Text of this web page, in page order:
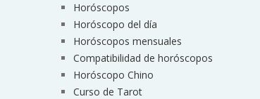
Horóscopos
Horóscopo del día
Horóscopos mensuales
Compatibilidad de horóscopos
Horóscopo Chino
Curso de Tarot